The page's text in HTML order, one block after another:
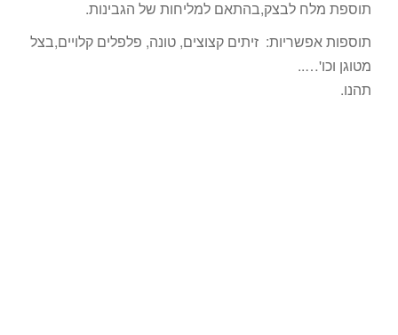
תוספת מלח לבצק,בהתאם למליחות של הגבינות.
תוספות אפשריות: זיתים קצוצים, טונה, פלפלים קלויים,בצל
מטוגן וכו'…..
תהנו.